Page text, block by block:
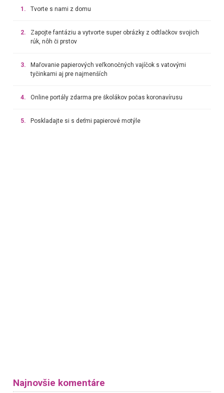
1. Tvorte s nami z domu
2.
Zapojte fantáziu a vytvorte super obrázky z odtlačkov svojich
rúk, nôh či prstov
3.
Maľovanie papierových veľkonočných vajíčok s vatovými
tyčinkami aj pre najmenších
4. Online portály zdarma pre školákov počas koronavírusu
5. Poskladajte si s deťmi papierové motýle
Najnovšie komentáre